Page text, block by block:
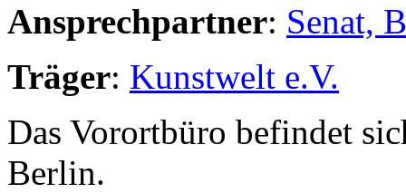
Ansprechpartner: Senat,
Träger: Kunstwelt e.V.
Das Vorortbüro befindet
Berlin.